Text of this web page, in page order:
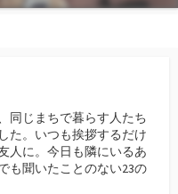
同じまちで暮らす人たち
た。いつも挨拶するだけ
人に。今日も隣にいるあ
も聞いたことのない23の